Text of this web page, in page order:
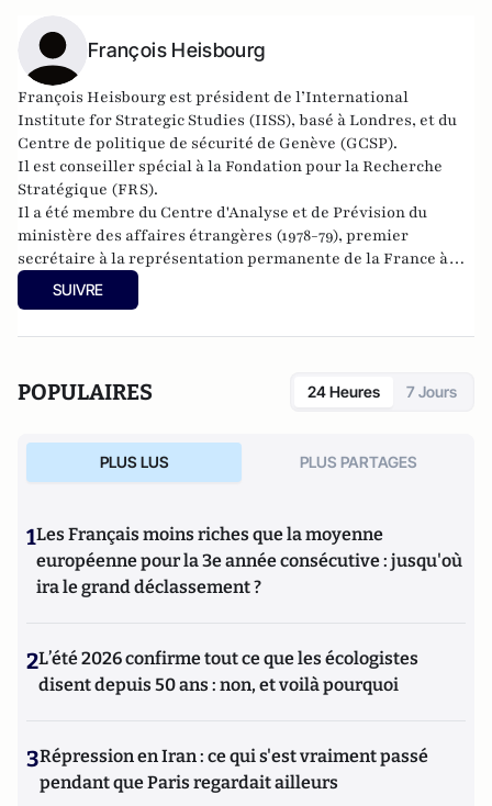
François Heisbourg
François Heisbourg est président de l’International
Institute for Strategic Studies (IISS), basé à Londres, et du
Centre de politique de sécurité de Genève (GCSP).
Il est conseiller spécial à la Fondation pour la Recherche
Stratégique (FRS).
Il a été membre du Centre d'Analyse et de Prévision du
ministère des affaires étrangères (1978-79), premier
secrétaire à la représentation permanente de la France à
l’ONU (1979-1981.
SUIVRE
POPULAIRES 24 Heures 7 Jours
PLUS LUS PLUS PARTAGES
1Les Français moins riches que la moyenne
européenne pour la 3e année consécutive : jusqu'où
ira le grand déclassement ?
2L’été 2026 confirme tout ce que les écologistes
disent depuis 50 ans : non, et voilà pourquoi
3Répression en Iran : ce qui s'est vraiment passé
pendant que Paris regardait ailleurs